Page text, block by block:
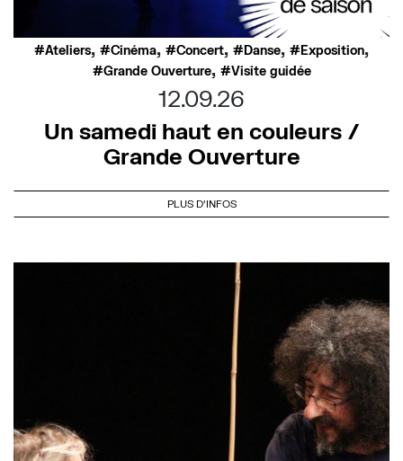
Ateliers, Cinéma, Concert, Danse, Exposition,
Grande Ouverture, Visite guidée
12.09.26
Un samedi haut en couleurs /
Grande Ouverture
PLUS D'INFOS